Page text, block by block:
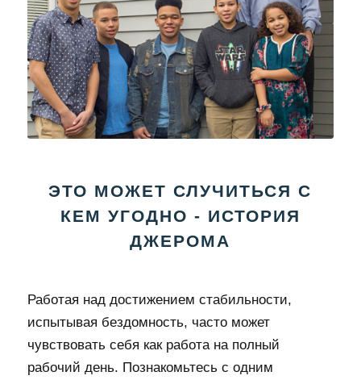
ЭТО МОЖЕТ СЛУЧИТЬСЯ С
КЕМ УГОДНО - ИСТОРИЯ
ДЖЕРОМА
Работая над достижением стабильности,
испытывая бездомность, часто может
чувствовать себя как работа на полный
рабочий день. Познакомьтесь с одним